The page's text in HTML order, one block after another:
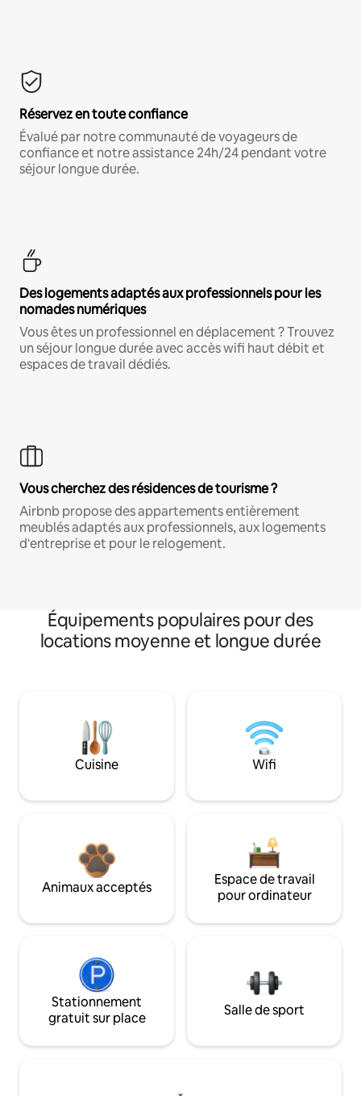
Réservez en toute confiance
Évalué par notre communauté de voyageurs de
confiance et notre assistance 24h/24 pendant votre
séjour longue durée.
Des logements adaptés aux professionnels pour les
nomades numériques
Vous êtes un professionnel en déplacement ? Trouvez
un séjour longue durée avec accès wifi haut débit et
espaces de travail dédiés.
Vous cherchez des résidences de tourisme ?
Airbnb propose des appartements entièrement
meublés adaptés aux professionnels, aux logements
d'entreprise et pour le relogement.
Équipements populaires pour des
locations moyenne et longue durée
Cuisine Wifi
Animaux acceptés
Espace de travail
pour ordinateur
Stationnement
gratuit sur place
Salle de sport